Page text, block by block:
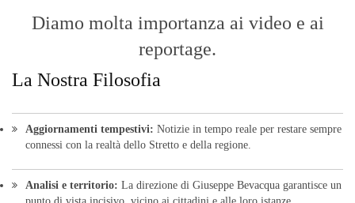
Diamo molta importanza ai video e ai
reportage.
La Nostra Filosofia
Aggiornamenti tempestivi: Notizie in tempo reale per restare sempre
connessi con la realtà dello Stretto e della regione.
Analisi e territorio: La direzione di Giuseppe Bevacqua garantisce un
punto di vista incisivo, vicino ai cittadini e alle loro istanze.